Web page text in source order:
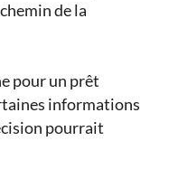
de la
pour un prêt
informations
pourrait